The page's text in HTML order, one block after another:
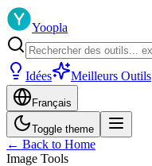
Yoopla
Idées Meilleurs Outils
Français
Toggle theme
← Back to Home
Image Tools